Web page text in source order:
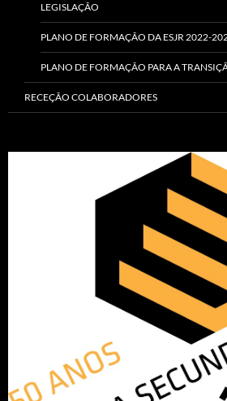
LEGISLAÇÃO
PLANO DE FORMAÇÃO DA ESJR 2022-
PLANO DE FORMAÇÃO PARA A
RECEÇÃO COLABORADORES